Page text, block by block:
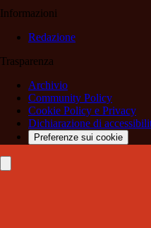
Informazioni
Redazione
Trasparenza
Archivio
Community Policy
Cookie Policy e Privacy
Dichiarazione di
Preferenze sui cookie